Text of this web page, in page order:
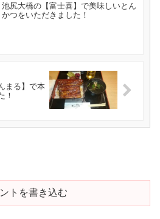
池尻大橋の【富士喜】で美味しいとん
かつをいただきました！
まる】で本
！
トを書き込む